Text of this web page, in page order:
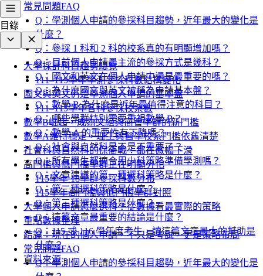
常見問題FAQ
Q：學測個人申請的參採科目趨勢，近年最大的變化是
什麼？
Q：參採 1 科和 2 科的校系真的有明顯增加嗎？
Q：目前個人申請最主流的參採方式是幾科？
Q：國文和英文在個人申請中還是最重要的嗎？
Q：為什麼國文與英文被稱為申請基本盤？
Q：數學 B 為什麼是近年最值得注意的科目？
Q：哪些學群特別需要重視數學 B？
Q：數學 A 的重要性有下降嗎？
Q：社會與自然科是不是不重要了？
Q：所有學生都適合用少科策略準備學測嗎？
Q：文章建議的第一種選科策略是什麼？
Q：第二種選科策略是什麼？
Q：第三種選科策略是什麼？
Q：這篇文章最重要的結論是什麼？
Q：115 或 116 學年度考生，讀這篇文章最大的幫助是
什麼？
資料來源
目錄
大學採計科目趨勢總覽
111–115學年學測參採科數結構變化
國文與英文仍是學測個人申請的基本盤
111–115學年各科參採校系數
數學B崛起，成為文組與商管學群的新門檻
數學A維持穩定，理工與醫學校系門檻依舊清楚
社會科與自然科的保衛戰：都在微幅下滑
高門檻與低門檻學群正在明顯分化
115學年 18學群參採科數分布
115學年高門檻與低門檻學群對照
大學個人申請怎麼選科？從數據看最實際的策略
重點數據整理
結論：現在的個人申請，不只是考試，更是策略布局
常見問題FAQ
Q：學測個人申請的參採科目趨勢，近年最大的變化是